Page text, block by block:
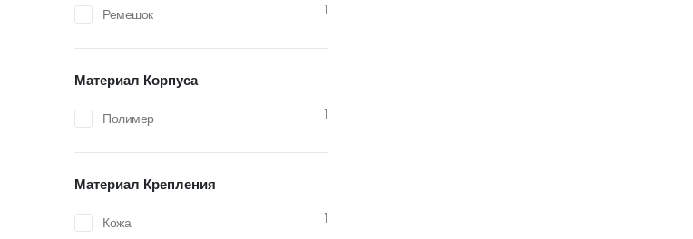
Ремешок 1
Материал Корпуса
Полимер 1
Материал Крепления
Кожа 1